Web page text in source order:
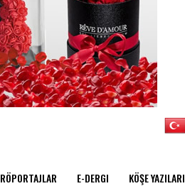
RÖPORTAJLAR E-DERGI KÖŞE YAZILARI